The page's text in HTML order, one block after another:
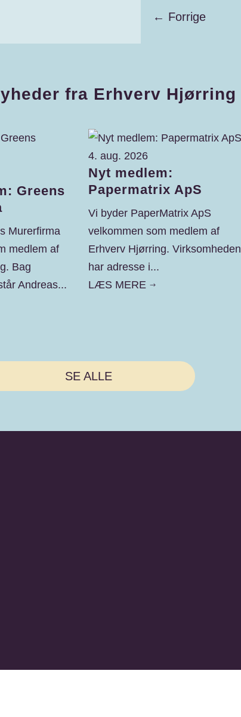
← Forrige
fra Erhverv Hjørring
Greens
Murerfirma
medlem af
Bag
Andreas...
4. aug. 2026
Nyt medlem:
Papermatrix ApS
Vi byder PaperMatrix ApS
velkommen som medlem af
Erhverv Hjørring. Virksomheden
har adresse i...
LÆS MERE $
SE ALLE